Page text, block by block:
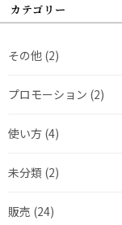
カテゴリー
その他 (2)
プロモーション (2)
使い方 (4)
未分類 (2)
販売 (24)